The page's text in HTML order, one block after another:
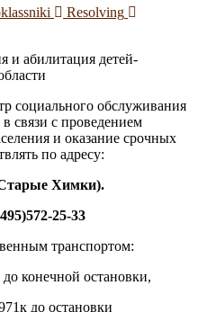
Resolving
и абилитация детей-
обслуживания
связи с проведением
и оказание срочных
по адресу:
Химки).
25-33
транспортом:
конечной остановки,
до остановки